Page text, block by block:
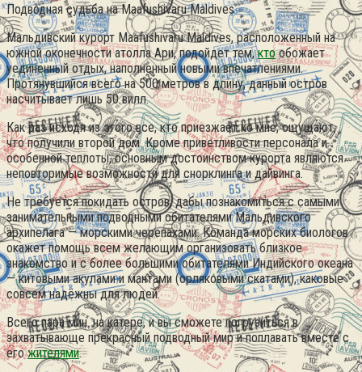
Подводная судьба на Maafushivaru Maldives
Мальдивский курорт Maafushivaru Maldives, расположенный на
южной оконечности атолла Ари, подойдет тем,ктообожает
уединенный отдых, наполненный новыми впечатлениями.
Протянувшийся всего на 500 метров в длину, данный остров
насчитывает лишь 50 вилл.
Как раз исходя из этого все, кто приезжает ко мне, ощущают,
что получили второй дом. Кроме приветливости персонала и
особенной теплоты, основным достоинством курорта являются
неповторимые возможности для снорклинга и дайвинга.
Не требуется покидать остров, дабы познакомиться с самыми
занимательными подводными обитателями Мальдивского
архипелага — морскими черепахами. Команда морских биологов
окажет помощь всем желающим организовать близкое
знакомство и с более большими обитателями Индийского океана
— китовыми акулами и мантами (орляковыми скатами), каковые
совсем надёжны для людей.
Всего пара мин. на катере, и вы сможете погрузиться в
захватывающе прекрасный подводный мир и поплавать вместе с
егожителями.